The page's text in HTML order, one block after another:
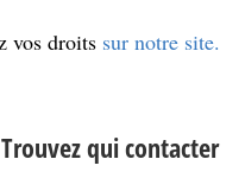
vos droits sur notre site.
Trouvez qui contacter